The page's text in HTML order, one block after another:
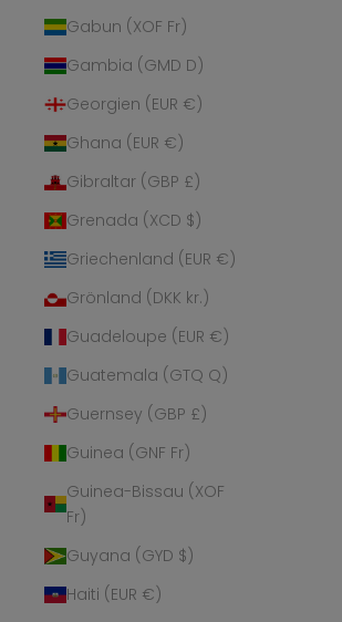
Gabun (XOF Fr)
Gambia (GMD D)
Georgien (EUR €)
Ghana (EUR €)
Gibraltar (GBP £)
Grenada (XCD $)
Griechenland (EUR €)
Grönland (DKK kr.)
Guadeloupe (EUR €)
Guatemala (GTQ Q)
Guernsey (GBP £)
Guinea (GNF Fr)
Guinea-Bissau (XOF
Fr)
Guyana (GYD $)
Haiti (EUR €)